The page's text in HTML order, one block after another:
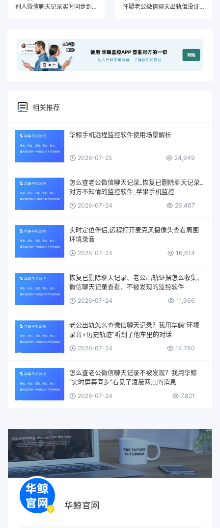
别人微信聊天记录实时同步到自己的手机（支持安卓、苹果、鸿蒙）
怀疑老公微信聊天出轨但没证据？这5个方法比啥都有效！
相关推荐
华鲸手机远程监控软件使用场景解析
2026-07-25 24,949
怎么查老公微信聊天记录_恢复已删除聊天记录_
对方不知情的监控软件_苹果手机监控
2026-07-24 26,467
实时定位伴侣,远程打开麦克风摄像头查看周围
环境录音
2026-07-24 16,614
恢复已删除聊天记录、老公出轨证据怎么收集、
微信聊天记录查看、不被发现的监控软件
2026-07-24 11,966
老公出轨怎么查微信聊天记录？我用华鲸“环境
录音+历史轨迹”听到了他车里的对话
2026-07-24 14,780
怎么查老公微信聊天记录不被发现？我用华鲸
“实时屏幕同步”看见了凌晨两点的消息
2026-07-24 7,821
华鲸官网